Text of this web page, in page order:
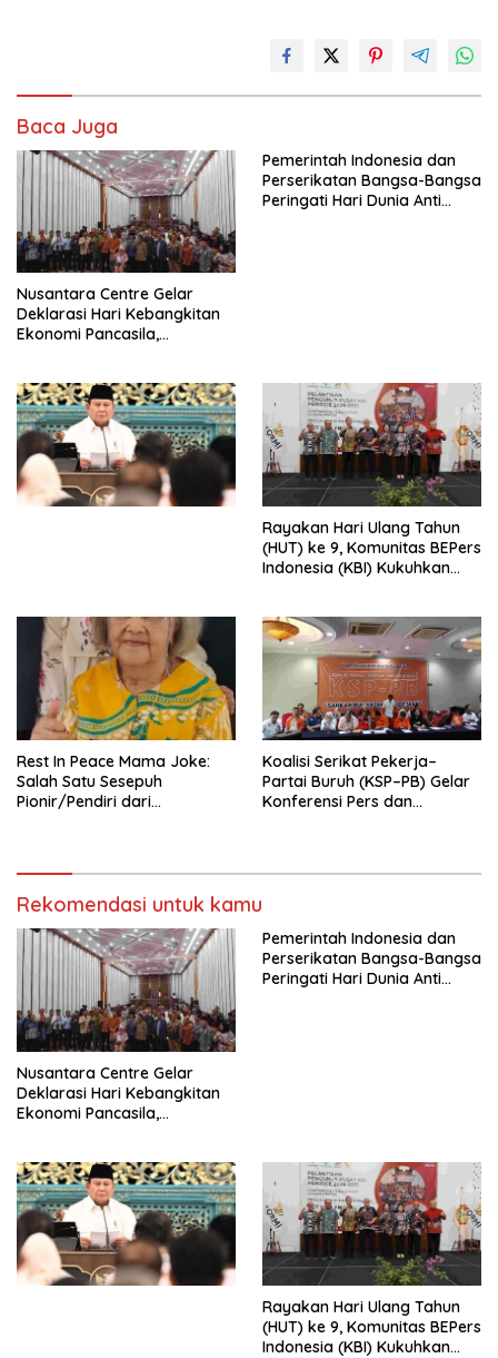
Baca Juga
Nusantara Centre Gelar
Deklarasi Hari Kebangkitan
Ekonomi Pancasila,
Penjajahan (Pergolakan
Ekonomi Politik Indonesia) &
Simposium Nasional “Urgensi
Undang-Undang
Perekonomian Nasional dan
Kesejahteraan Sosial dalam
Pemerintah Indonesia dan
Perserikatan Bangsa-Bangsa
Peringati Hari Dunia Anti
Rayakan Hari Ulang Tahun
(HUT) ke 9, Komunitas BEPers
Indonesia (KBI) Kukuhkan
Tema: “Penguatan dan
Pengembangan Organisasi
KBI yang Berbasis Riset di
seluruh Indonesia dan
Mancanegara”.
Rest In Peace Mama Joke:
Salah Satu Sesepuh
Pionir/Pendiri dari
Kasih Allah.
Koalisi Serikat Pekerja–
Partai Buruh (KSP–PB) Gelar
Konferensi Pers dan
RUU Ketenagakerjaan Baru.
Rekomendasi untuk kamu
Nusantara Centre Gelar
Deklarasi Hari Kebangkitan
Ekonomi Pancasila,
Penjajahan (Pergolakan
Ekonomi Politik Indonesia) &
Simposium Nasional “Urgensi
Undang-Undang
Perekonomian Nasional dan
Kesejahteraan Sosial dalam
Pemerintah Indonesia dan
Perserikatan Bangsa-Bangsa
Peringati Hari Dunia Anti
Rayakan Hari Ulang Tahun
(HUT) ke 9, Komunitas BEPers
Indonesia (KBI) Kukuhkan